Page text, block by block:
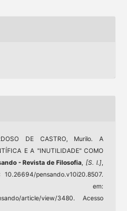
DE CASTRO, Murilo. A
E A "INUTILIDADE" COMO
- Revista de Filosofia [S. l.]
pensando.v10i20.8507.
em:
article/view/3480. Acesso